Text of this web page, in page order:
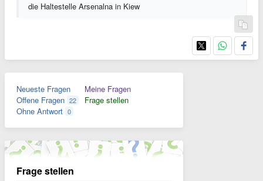
die Haltestelle Arsenalna in Kiew
Neueste Fragen
Offene Fragen 22
Ohne Antwort 0
Meine Fragen
Frage stellen
Frage stellen